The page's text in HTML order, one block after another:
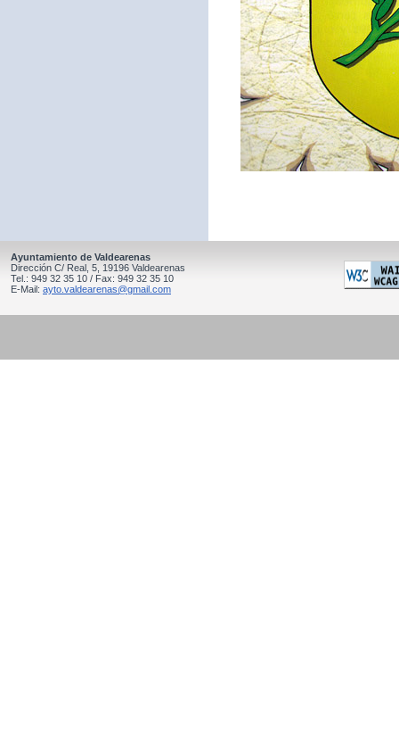
Ayuntamiento de Valdearenas
Dirección C/ Real, 5, 19196 Valdearenas
Tel.: 949 32 35 10 / Fax: 949 32 35 10
E-Mail: ayto.valdearenas@gmail.com